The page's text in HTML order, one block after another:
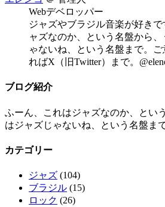
Webデベロッパー
ジャズやブラジル音楽が好き
ャズなのか、という名盤から
ゃないね、という名盤まで。
ればX（旧Twitter）まで。
ブログ紹介
ふーん、これはジャズなのか、とい
はジャズじゃないね、という名盤まで
カテゴリー
ジャズ (104)
ブラジル (15)
ロック (26)